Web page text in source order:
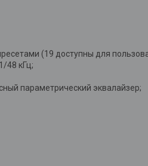
(19 доступны для
48 кГц;
параметрический эквалайзер;